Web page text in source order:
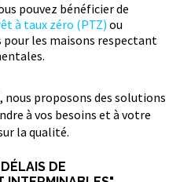
pouvez bénéficier de
à taux zéro (PTZ)ou
les maisons respectant
, nous proposons des solutions
à vos besoins et à votre
la qualité.
DE